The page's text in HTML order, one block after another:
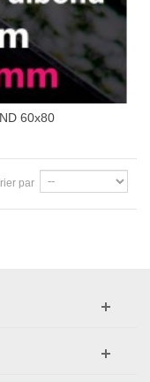
60x80
par